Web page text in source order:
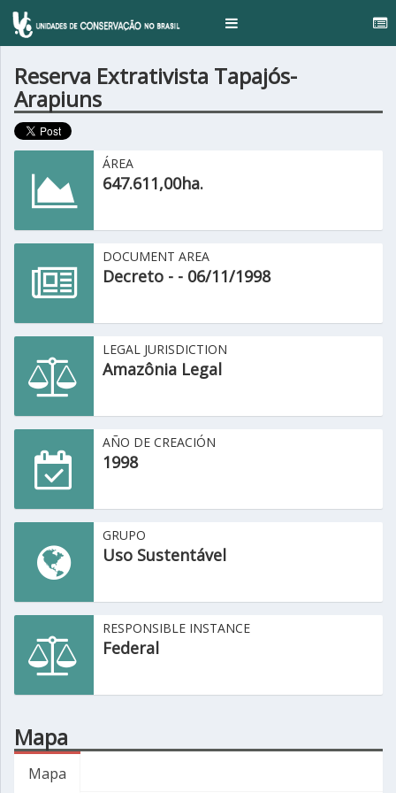
Toggle
Reserva Extrativista Tapajós-
Arapiuns
ÁREA
647.611,00ha.
DOCUMENT AREA
Decreto - - 06/11/1998
LEGAL JURISDICTION
Amazônia Legal
AÑO DE CREACIÓN
1998
GRUPO
Uso Sustentável
RESPONSIBLE INSTANCE
Federal
Mapa
Mapa